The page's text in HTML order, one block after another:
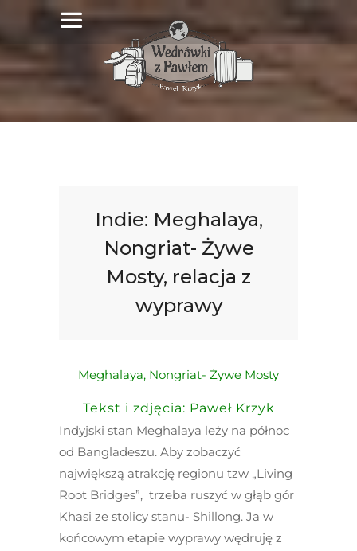
Indie: Meghalaya,
Nongriat- Żywe
Mosty, relacja z
wyprawy
Meghalaya, Nongriat- Żywe Mosty
Tekst i zdjęcia: Paweł Krzyk
Indyjski stan Meghalaya leży na północ
od Bangladeszu. Aby zobaczyć
największą atrakcję regionu tzw „Living
Root Bridges”, trzeba ruszyć w głąb gór
Khasi ze stolicy stanu- Shillong. Ja w
końcowym etapie wyprawy wędruję z